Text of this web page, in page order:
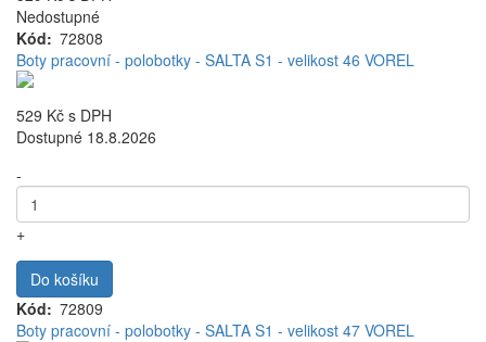
Nedostupné
Kód
72808
Boty pracovní - polobotky - SALTA S1 - velikost 46 VOREL
529 Kč s DPH
Dostupné 18.8.2026
-
+
Do košíku
Kód
72809
Boty pracovní - polobotky - SALTA S1 - velikost 47 VOREL